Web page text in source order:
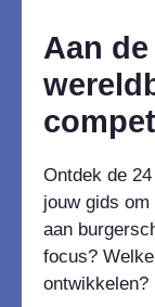
Aan
Ontdek de
jouw gids
aan
focus?
ontwikkelen?